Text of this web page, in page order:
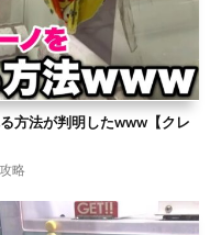
方法が判明したwww【クレ
略